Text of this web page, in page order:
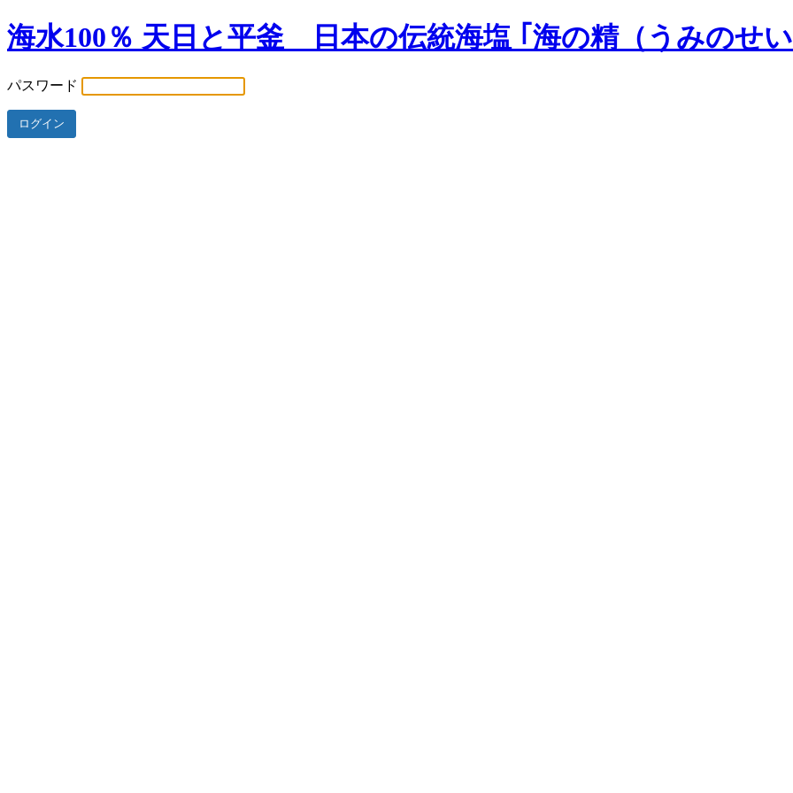
海水100％ 天日と平釜 日本の伝統海塩 ｢海の精（うみのせ
パスワード